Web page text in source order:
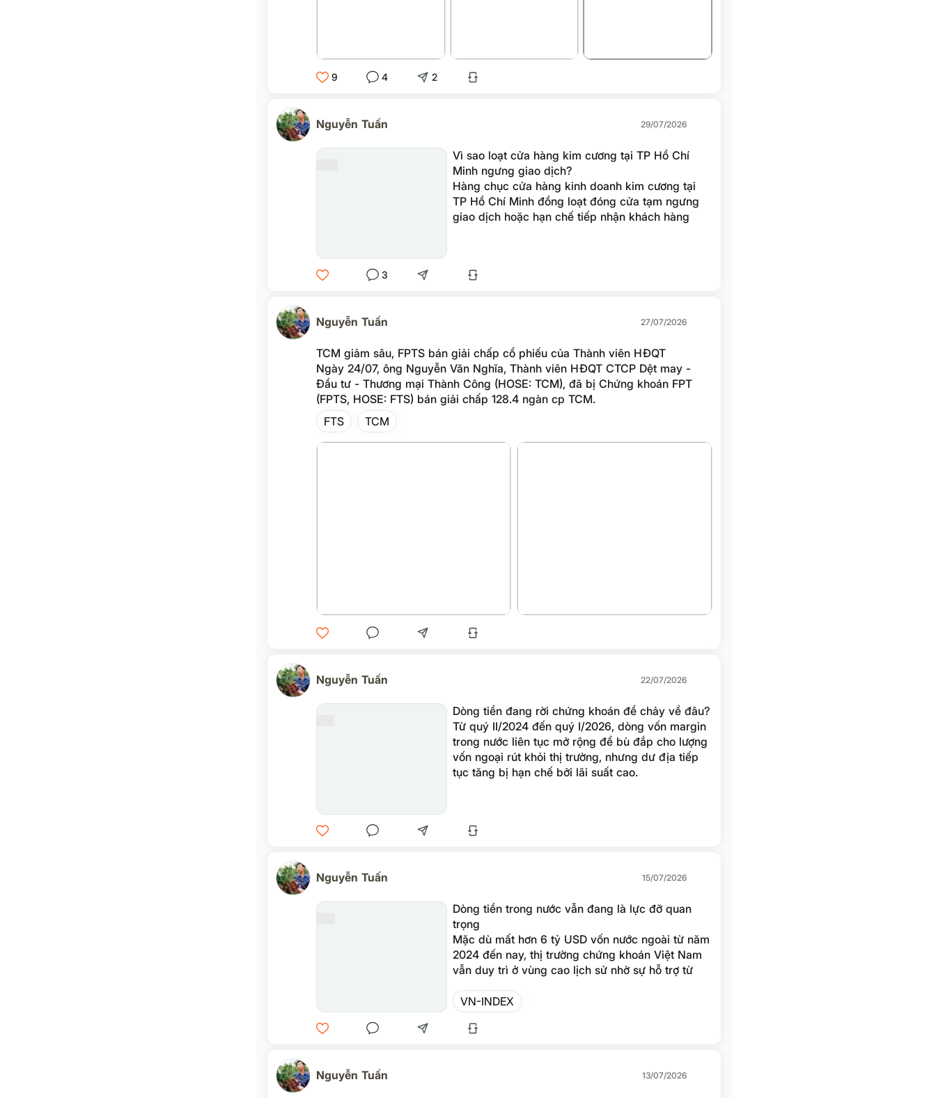
9 4 2
Nguyễn Tuấn 29/07/2026
Vì sao loạt cửa hàng kim cương tại TP Hồ Chí
Minh ngưng giao dịch?
Hàng chục cửa hàng kinh doanh kim cương tại
TP Hồ Chí Minh đồng loạt đóng cửa tạm ngưng
giao dịch hoặc hạn chế tiếp nhận khách hàng
3
Nguyễn Tuấn 27/07/2026
TCM giảm sâu, FPTS bán giải chấp cổ phiếu của Thành viên HĐQT
Ngày 24/07, ông Nguyễn Văn Nghĩa, Thành viên HĐQT CTCP Dệt may -
Đầu tư - Thương mại Thành Công (HOSE: TCM), đã bị Chứng khoán FPT
(FPTS, HOSE: FTS) bán giải chấp 128.4 ngàn cp TCM.
FTS
TCM
Nguyễn Tuấn 22/07/2026
Dòng tiền đang rời chứng khoán để chảy về đâu?
Từ quý II/2024 đến quý I/2026, dòng vốn margin
trong nước liên tục mở rộng để bù đắp cho lượng
vốn ngoại rút khỏi thị trường, nhưng dư địa tiếp
tục tăng bị hạn chế bởi lãi suất cao.
Nguyễn Tuấn 15/07/2026
Dòng tiền trong nước vẫn đang là lực đỡ quan
trọng
Mặc dù mất hơn 6 tỷ USD vốn nước ngoài từ năm
2024 đến nay, thị trường chứng khoán Việt Nam
vẫn duy trì ở vùng cao lịch sử nhờ sự hỗ trợ từ
VN-INDEX
Nguyễn Tuấn 13/07/2026